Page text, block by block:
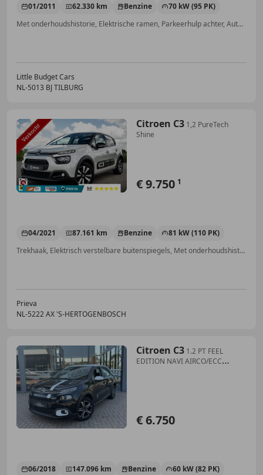
01/2011 62.330 km Benzine
70 kW (95 PK)
Met onderhoudshistorie, Elektrische ramen, Parkeerhulp achter, Automatische klimaatregeling, Cruise control, Lichtmetalen velgen, Bluetooth, CD
Little Budget Cars
NL-5013 BJ TILBURG
Citroen C3 1,2 PureTech
Shine
€ 9.750 1
04/2021 87.161 km Benzine
81 kW (110 PK)
Trekhaak, Elektrisch verstelbare buitenspiegels, Met onderhoudshistorie, Stoelverwarming, Cruise control, Getinte ramen, Lichtmetalen velgen, Android Auto
Prieva
NL-5222 AX 'S-HERTOGENBOSCH
Citroen C3 1.2 PT FEEL
EDITION NAVI AIRCO/ECC
€ 6.750
06/2018 147.096 km Benzine
60 kW (82 PK)